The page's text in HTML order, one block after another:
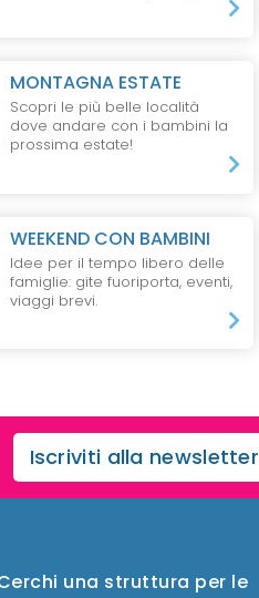
MONTAGNA ESTATE
Scopri le più belle località
dove andare con i bambini la
prossima estate!
WEEKEND CON BAMBINI
Idee per il tempo libero delle
famiglie: gite fuoriporta, eventi,
viaggi brevi.
Iscriviti alla newsletter
una struttura per le